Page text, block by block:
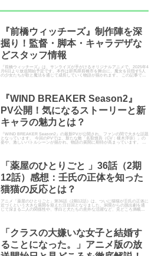
『前橋ウィッチーズ』制作陣を深
掘り！監督・脚本・キャラデザな
どスタッフ情報
『前橋ウィッチーズ』は、サンライズが手がけるオリジナルアニメで、2025年4
月6日より放送開始予定です。本作は群馬県前橋市を舞台に、魔女を目指す5人
の少女たちが歌と魔法を通じて成長していく物語が描かれます。 この記事で
『WIND BREAKER Season2』
PV公開！気になるストーリーと新
キャラの魅力とは？
『WIND BREAKER Season2』の最新PVが公開され、ファンの間で大きな話題
となっています。 今回のPVでは、新たな敵「名取慎吾（CV：榎木淳弥）」の
姿や、激しいバトルシーンが描かれ、物語の展開に期待が高まっています。 本
「薬屋のひとりごと 」36話（2期
12話）感想：壬氏の正体を知った
猫猫の反応とは？
アニメ「薬屋のひとりごと」第36話（2期12話）は、ついに猫猫が壬氏の正体に
近づくという大きな展開を迎えた注目回となりました。洞窟からの脱出劇を通
じて深まる二人の関係性や、李白と犬たちの意外な活躍など、見どころ満載で
「クラスの大嫌いな女子と結婚す
ることになった。」アニメ版の放